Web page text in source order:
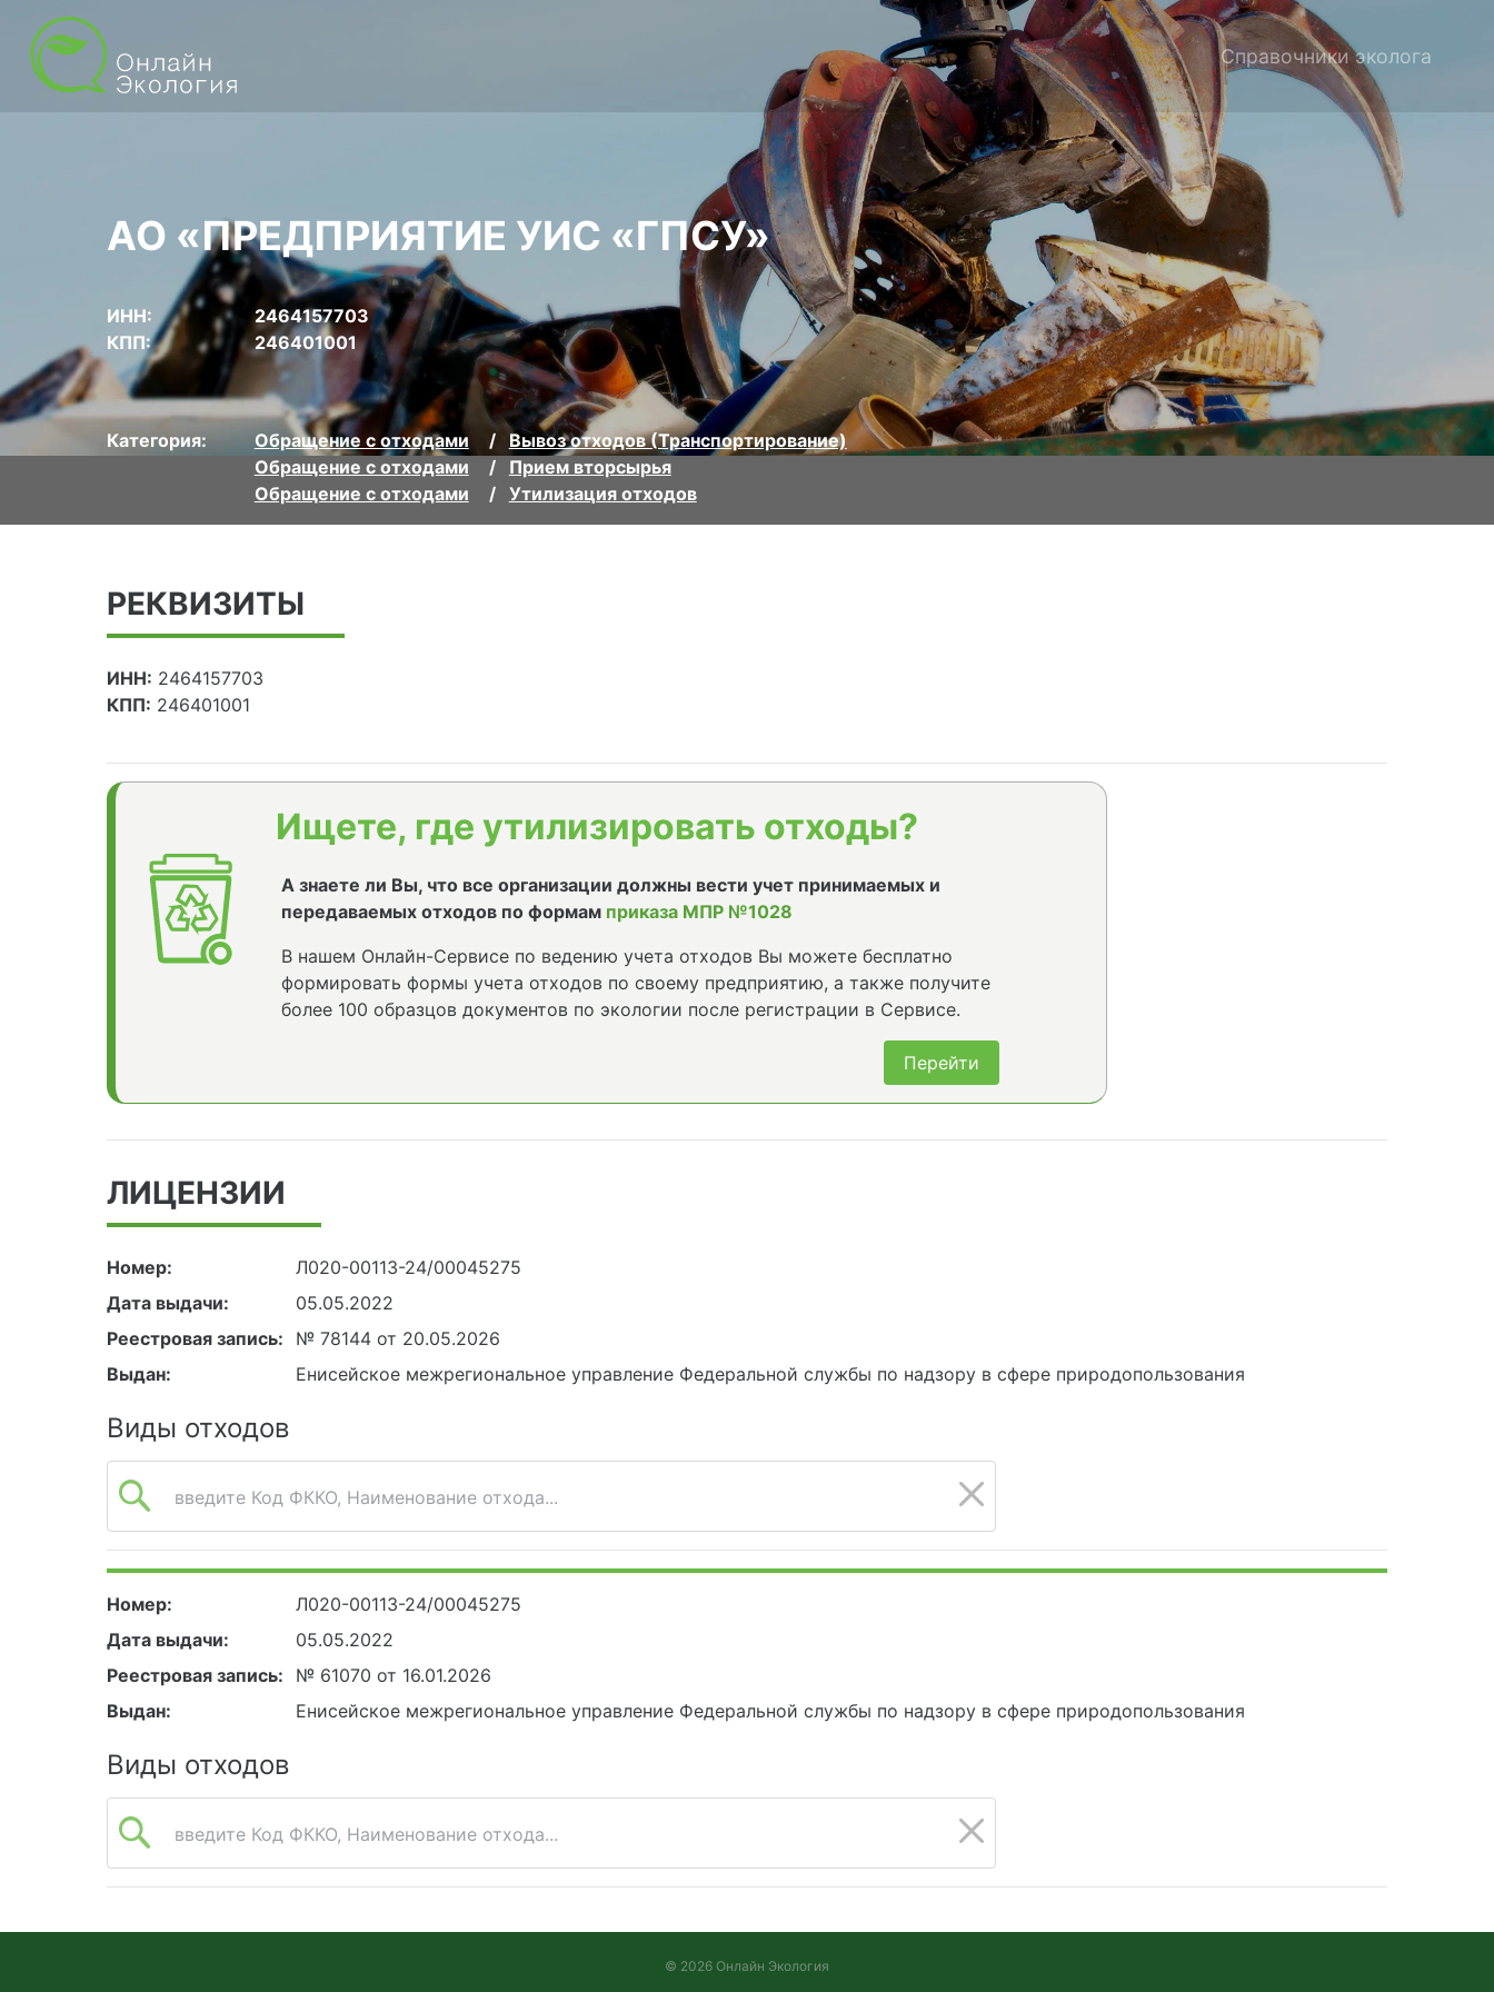
Справочники эколога
АО «ПРЕДПРИЯТИЕ УИС «ГПСУ»
ИНН:
2464157703
КПП:
246401001
Категория: Обращение с отходами
Вывоз отходов (Транспортирование)
Обращение с отходами
Прием вторсырья
Обращение с отходами
Утилизация отходов
РЕКВИЗИТЫ
ИНН: 2464157703
КПП: 246401001
Ищете, где утилизировать отходы?
А знаете ли Вы, что все организации должны вести учет принимаемых и
передаваемых отходов по формам приказа МПР №1028
В нашем Онлайн-Сервисе по ведению учета отходов Вы можете бесплатно
формировать формы учета отходов по своему предприятию, а также получите
более 100 образцов документов по экологии после регистрации в Сервисе.
Перейти
ЛИЦЕНЗИИ
Номер:
Л020-00113-24/00045275
Дата выдачи:
05.05.2022
Реестровая запись:
№ 78144 от 20.05.2026
Выдан:
Енисейское межрегиональное управление Федеральной службы по надзору в сфере природопользования
Виды отходов
введите Код ФККО, Наименование отхода...
Номер:
Л020-00113-24/00045275
Дата выдачи:
05.05.2022
Реестровая запись:
№ 61070 от 16.01.2026
Выдан:
Енисейское межрегиональное управление Федеральной службы по надзору в сфере природопользования
Виды отходов
введите Код ФККО, Наименование отхода...
© 2026 Онлайн Экология